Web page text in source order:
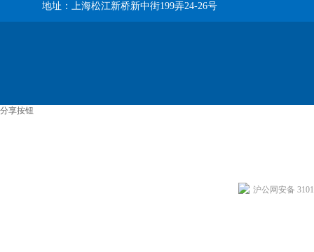
地址：上海松江新桥新中街199弄24-26号
分享按钮
沪公网安备